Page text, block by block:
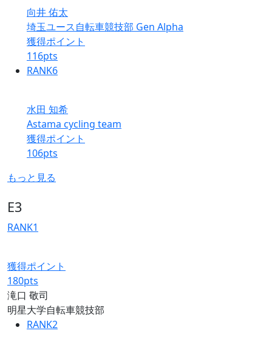
向井 佑太
埼玉ユース自転車競技部 Gen Alpha
獲得ポイント
116pts
RANK6
水田 知希
Astama cycling team
獲得ポイント
106pts
もっと見る
E3
RANK1
獲得ポイント
180pts
滝口 敬司
明星大学自転車競技部
RANK2